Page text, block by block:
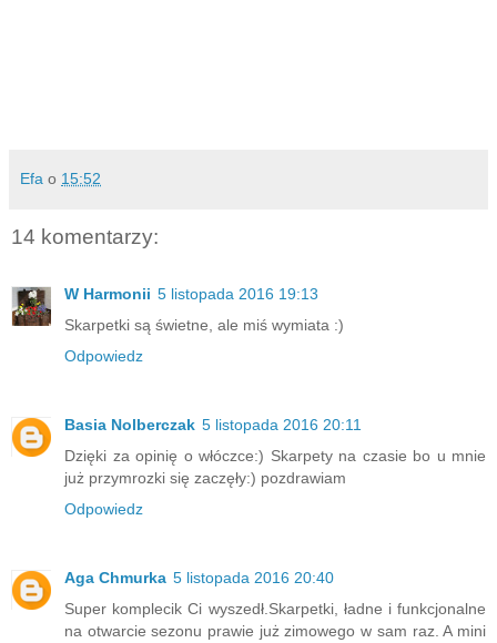
Efa o 15:52
14 komentarzy:
W Harmonii 5 listopada 2016 19:13
Skarpetki są świetne, ale miś wymiata :)
Odpowiedz
Basia Nolberczak 5 listopada 2016 20:11
Dzięki za opinię o włóczce:) Skarpety na czasie bo u mnie
już przymrozki się zaczęły:) pozdrawiam
Odpowiedz
Aga Chmurka 5 listopada 2016 20:40
Super komplecik Ci wyszedł.Skarpetki, ładne i funkcjonalne
na otwarcie sezonu prawie już zimowego w sam raz. A mini